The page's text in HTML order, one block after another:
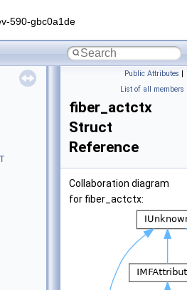
590-gbc0a1de
Public Attributes |
List of all members
fiber_actctx
Struct
Reference
Collaboration diagram
for fiber_actctx: